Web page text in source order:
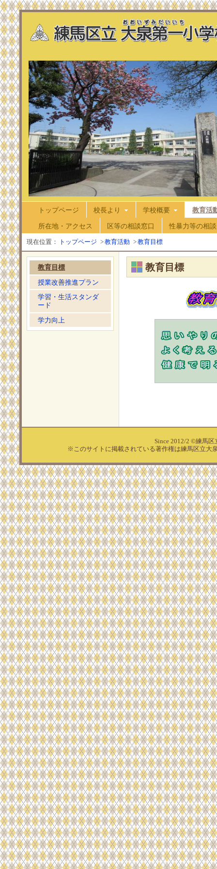
トップページ 校長より 学校概要 教育活
所在地・アクセス 区等の相談窓口 性暴力等の相
現在位置： トップページ >教育活動 >教育目標
教育目標
授業改善推進プラン
学習・生活スタンダ
ード
学力向上
教育目標
Since 2012/2 ©練馬区
※このサイトに掲載されている著作権は練馬区立大